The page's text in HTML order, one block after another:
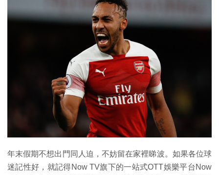
生成式AI與雲端應用
Enterprise Digital Transformation
年末假期不想出門同人迫，不妨留在家裡睇波。如果各位球
迷記性好，就記得Now TV旗下的一站式OTT娛樂平台Now